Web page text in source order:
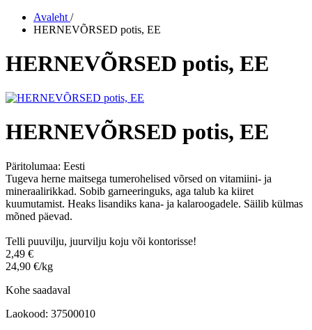
Avaleht /
HERNEVÕRSED potis, EE
HERNEVÕRSED potis, EE
HERNEVÕRSED potis, EE
Päritolumaa: Eesti
Tugeva herne maitsega tumerohelised võrsed on vitamiini- ja
mineraalirikkad. Sobib garneeringuks, aga talub ka kiiret
kuumutamist. Heaks lisandiks kana- ja kalaroogadele. Säilib külmas
mõned päevad.
Telli puuvilju, juurvilju koju või kontorisse!
2,49 €
24,90 €/kg
Kohe saadaval
Laokood: 37500010